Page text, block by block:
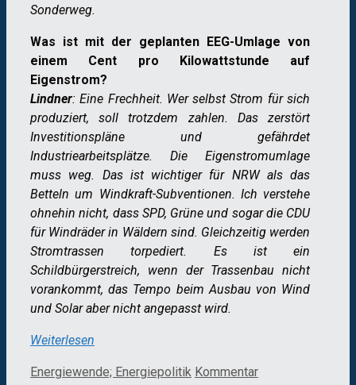
Sonderweg.
Was ist mit der geplanten EEG-Umlage von
einem Cent pro Kilowattstunde auf
Eigenstrom?
Lindner: Eine Frechheit. Wer selbst Strom für sich
produziert, soll trotzdem zahlen. Das zerstört
Investitionspläne und gefährdet
Industriearbeitsplätze. Die Eigenstromumlage
muss weg. Das ist wichtiger für NRW als das
Betteln um Windkraft-Subventionen. Ich verstehe
ohnehin nicht, dass SPD, Grüne und sogar die CDU
für Windräder in Wäldern sind. Gleichzeitig werden
Stromtrassen torpediert. Es ist ein
Schildbürgerstreich, wenn der Trassenbau nicht
vorankommt, das Tempo beim Ausbau von Wind
und Solar aber nicht angepasst wird.
Weiterlesen
Kategorien
Energiewende; Energiepolitik Kommentar